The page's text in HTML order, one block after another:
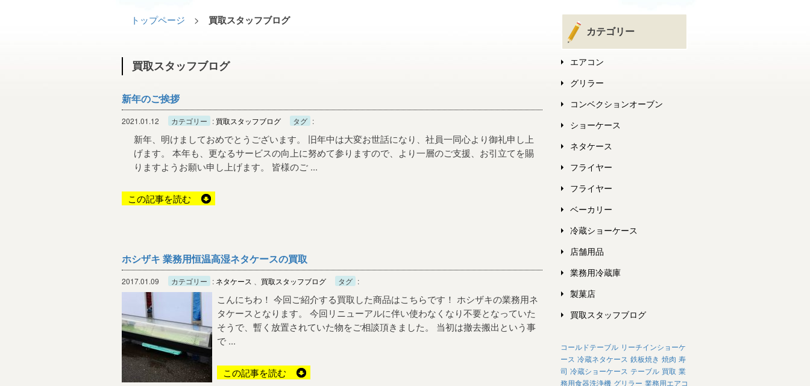
トップページ > 買取スタッフブログ
買取スタッフブログ
新年のご挨拶
2021.01.12 カテゴリー : 買取スタッフブログ タグ :
新年、明けましておめでとうございます。 旧年中は大変お世話になり、社員一同心より御礼申し上
げます。 本年も、更なるサービスの向上に努めて参りますので、より一層のご支援、お引立てを賜
りますようお願い申し上げます。 皆様のご ...
この記事を読む
ホシザキ 業務用恒温高湿ネタケースの買取
2017.01.09 カテゴリー : ネタケース 買取スタッフブログ タグ :
こんにちわ！ 今回ご紹介する買取した商品はこちらです！ ホシザキの業務用ネ
タケースとなります。 今回リニューアルに伴い使わなくなり不要となっていた
そうで、暫く放置されていた物をご相談頂きました。 当初は撤去搬出という事
で ...
この記事を読む
カテゴリー
エアコン
グリラー
コンベクションオーブン
ショーケース
ネタケース
フライヤー
フライヤー
ベーカリー
冷蔵ショーケース
店舗用品
業務用冷蔵庫
製菓店
買取スタッフブログ
コールドテーブル リーチインショーケ
ース 冷蔵ネタケース 鉄板焼き 焼肉 寿
司 冷蔵ショーケース テーブル 買取 業
務用食器洗浄機 グリラー 業務用エアコ